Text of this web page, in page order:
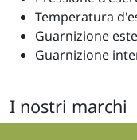
Temperatura
Guarnizione
Guarnizione
I nostri marchi